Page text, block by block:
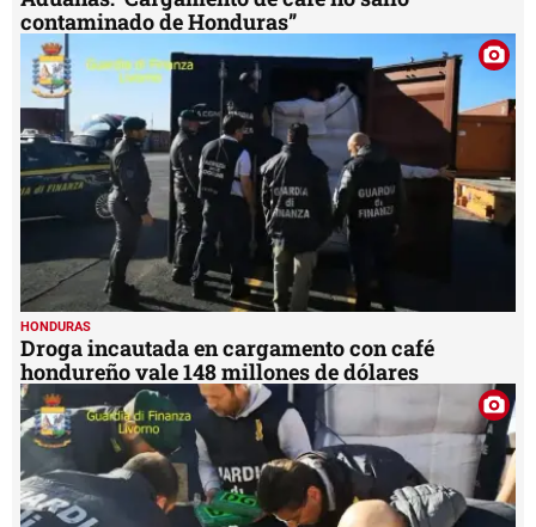
contaminado de Honduras”
HONDURAS
Droga incautada en cargamento con café
hondureño vale 148 millones de dólares